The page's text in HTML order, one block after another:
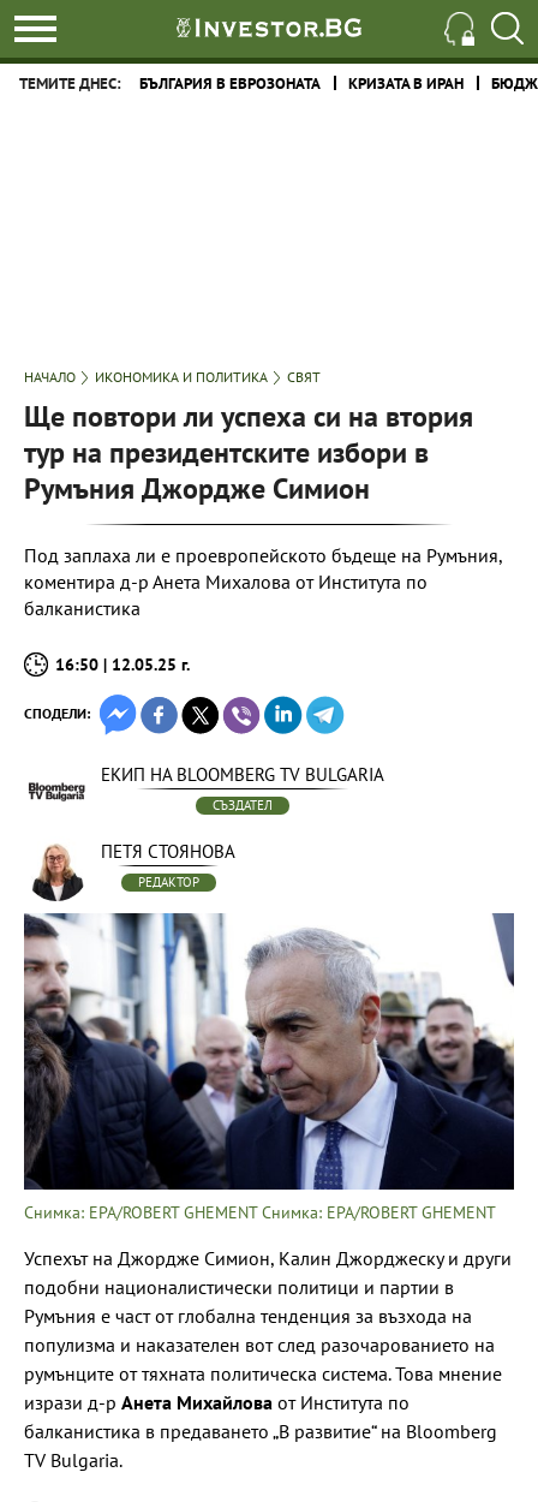
ТЕМИТЕ ДНЕС: БЪЛГАРИЯ В ЕВРОЗОНАТА КРИЗАТА В ИРАН
НАЧАЛО ИКОНОМИКА И ПОЛИТИКА СВЯТ
Ще повтори ли успеха си на втория
тур на президентските избори в
Румъния Джордже Симион
Под заплаха ли е проевропейското бъдеще на Румъния,
коментира д-р Анета Михалова от Института по
балканистика
16:50 | 12.05.25 г.
СПОДЕЛИ:
ЕКИП НА BLOOMBERG TV BULGARIA
СЪЗДАТЕЛ
ПЕТЯ СТОЯНОВА
РЕДАКТОР
Снимка: EPA/ROBERT GHEMENT Снимка: EPA/ROBERT GHEMENT
Успехът на Джордже Симион, Калин Джорджеску и други
подобни националистически политици и партии в
Румъния е част от глобална тенденция за възхода на
популизма и наказателен вот след разочарованието на
румънците от тяхната политическа система. Това мнение
изрази д-р Анета Михайлова от Института по
балканистика в предаването „В развитие“ на Bloomberg
TV Bulgaria.